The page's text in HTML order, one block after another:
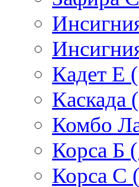
Кадет Е
Каскада
Комбо
Корса Б
Корса С